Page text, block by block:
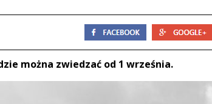
można zwiedzać od 1 września.